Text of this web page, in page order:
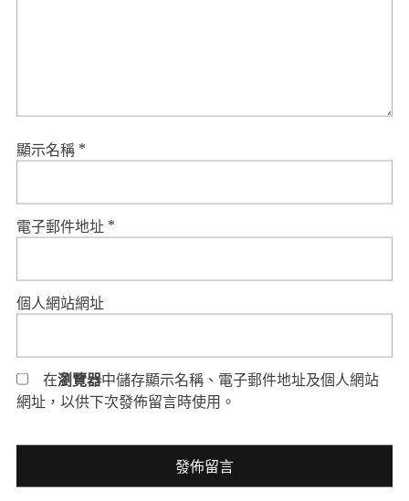
顯示名稱 *
電子郵件地址 *
個人網站網址
在瀏覽器中儲存顯示名稱、電子郵件地址及個人網站
網址，以供下次發佈留言時使用。